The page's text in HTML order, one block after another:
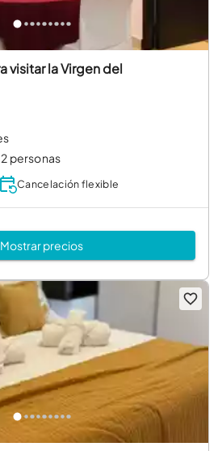
visitar la Virgen del
personas
Cancelación flexible
Mostrar precios